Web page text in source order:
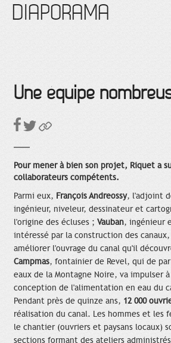
DIAPORAMA
Une équipe
Pour mener à bien son projet, Riquet a
collaborateurs compétents.
Parmi eux, François Andreossy, l'adjoint
ingénieur, niveleur, dessinateur et
l'origine des écluses ; Vauban, ingénieur
intéressé par la construction des
améliorer l'ouvrage du canal qu'il
Campmas, fontainier de Revel, qui de par
eaux de la Montagne Noire, va impulser
conception de l'alimentation en eau du
Pendant près de quinze ans, 12 000
réalisation du canal. Les hommes et les
le chantier (ouvriers et paysans locaux)
sections formant des ateliers